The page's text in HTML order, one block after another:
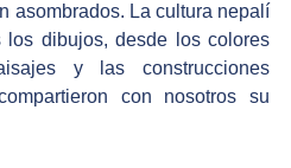
asombrados. La cultura nepalí
los dibujos, desde los colores
y las construcciones
con nosotros su